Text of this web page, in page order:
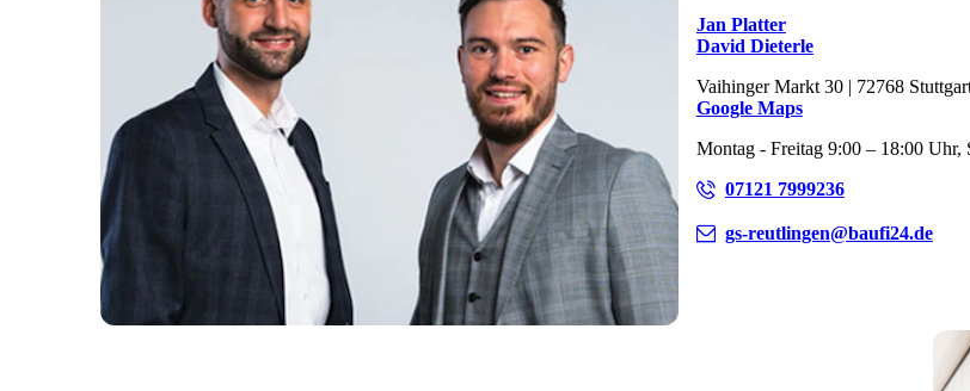
Jan Platter
David Dieterle
Vaihinger Markt 30 | 72768
Google Maps
Montag - Freitag 9:00 – 18:00 Uhr,
07121 7999236
gs-reutlingen@baufi24.de